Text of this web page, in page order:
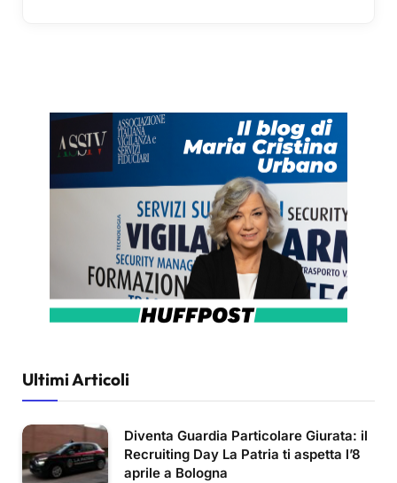
Ultimi Articoli
Diventa Guardia Particolare Giurata: il
Recruiting Day La Patria ti aspetta l’8
aprile a Bologna